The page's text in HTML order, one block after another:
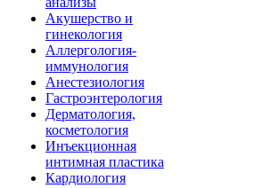
Акушерство и
гинекология
Аллергология-
иммунология
Анестезиология
Гастроэнтерология
Дерматология,
косметология
Инъекционная
интимная пластика
Кардиология